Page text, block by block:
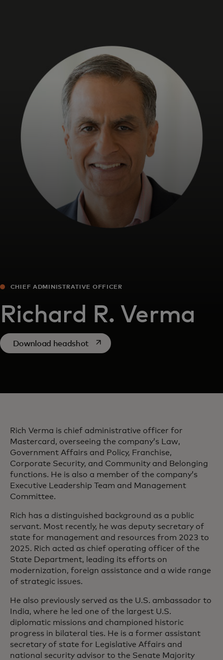
Для бизнеса
Для всего мира
Для новаторов
Новости и тренды
CHIEF ADMINISTRATIVE OFFICER
Richard R. Verma
Download headshotopens in a new tab
Rich Verma is chief administrative officer for
Mastercard, overseeing the company’s Law,
Government Affairs and Policy, Franchise,
Corporate Security, and Community and Belonging
functions. He is also a member of the company’s
Executive Leadership Team and Management
Committee.
Rich has a distinguished background as a public
servant. Most recently, he was deputy secretary of
state for management and resources from 2023 to
2025. Rich acted as chief operating officer of the
State Department, leading its efforts on
modernization, foreign assistance and a wide range
of strategic issues.
He also previously served as the U.S. ambassador to
India, where he led one of the largest U.S.
diplomatic missions and championed historic
progress in bilateral ties. He is a former assistant
secretary of state for Legislative Affairs and
national security advisor to the Senate Majority